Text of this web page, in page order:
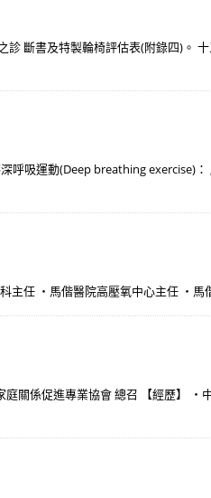
斷書及特製輪椅評估表(附錄四)。
呼吸運動(Deep breathing exercise)
主任 ・馬偕醫院高壓氧中心主任 ・馬
關係促進專業協會 總召 【經歷】 ・